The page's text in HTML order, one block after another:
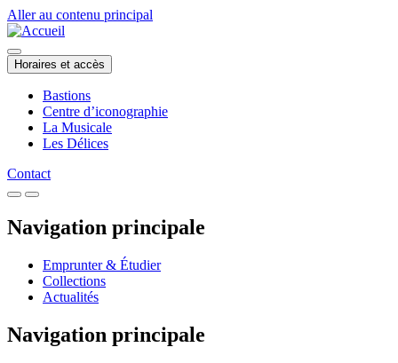
Aller au contenu principal
Horaires et accès
Bastions
Centre d’iconographie
La Musicale
Les Délices
Contact
Navigation principale
Emprunter & Étudier
Collections
Actualités
Navigation principale